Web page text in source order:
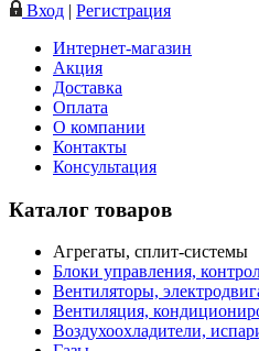
Вход | Регистрация
Интернет-магазин
Акция
Доставка
Оплата
О компании
Контакты
Консультация
Каталог товаров
Агрегаты, сплит-системы
Блоки управления,
Вентиляторы,
Вентиляция,
Воздухоохладители,